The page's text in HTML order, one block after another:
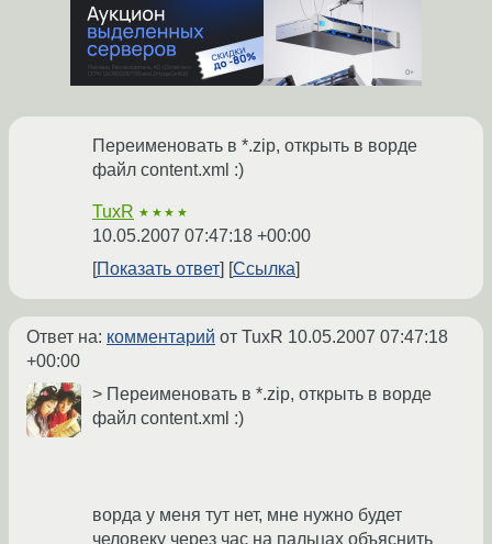
Переименовать в *.zip, открыть в ворде
файл content.xml :)
TuxR ★★★★
10.05.2007 07:47:18 +00:00
Показать ответ
Ссылка
Ответ на: комментарий от TuxR 10.05.2007 07:47:18
+00:00
> Переименовать в *.zip, открыть в ворде
файл content.xml :)
ворда у меня тут нет, мне нужно будет
человеку через час на пальцах объяснить